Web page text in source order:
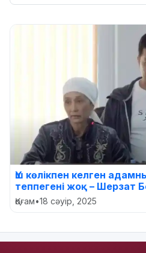
Үш көлікпен келген
теппегені жоқ – Шерзат
Қоғам•18 сәуір, 2025